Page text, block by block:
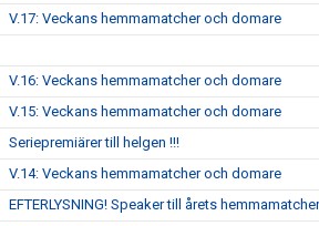
V.17: Veckans hemmamatcher och domare
V.16: Veckans hemmamatcher och domare
V.15: Veckans hemmamatcher och domare
Seriepremiärer till helgen !!!
V.14: Veckans hemmamatcher och domare
EFTERLYSNING! Speaker till årets